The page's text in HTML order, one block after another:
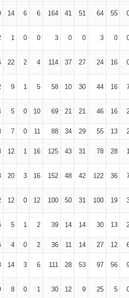
14 6 6 164 41 51 64 55
1 0 0 3 0 0 3 0
22 2 4 114 37 27 24 16
9 1 5 58 10 30 44 16
5 0 10 69 21 21 46 16
7 0 11 88 34 29 55 13
12 1 16 125 43 31 78 28
20 3 16 152 48 42 122 36
12 0 12 100 50 31 100 19
5 1 2 39 14 14 30 13
4 0 2 36 11 14 27 12
14 3 6 111 28 53 97 56
8 0 1 30 12 9 25 5